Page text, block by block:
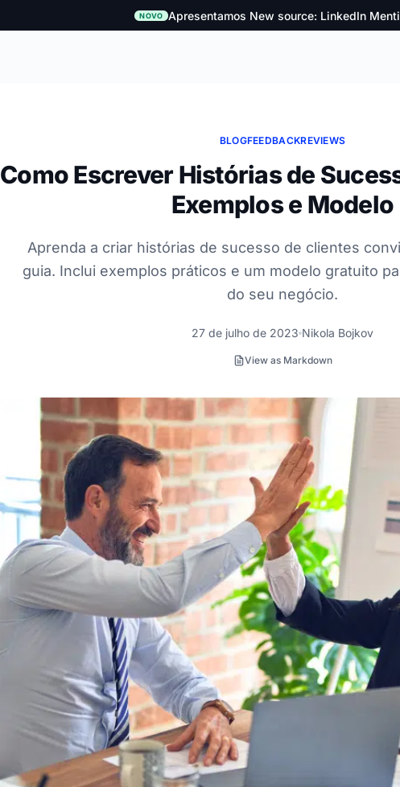
NOVO Apresentamos New source: LinkedIn
BLOGFEEDBACKREVIEWS
Como Escrever Histórias de
Exemplos e Modelo
Aprenda a criar histórias de sucesso de clientes
guia. Inclui exemplos práticos e um modelo gratuito
do seu negócio.
27 de julho de 2023 Nikola Bojkov
View as Markdown